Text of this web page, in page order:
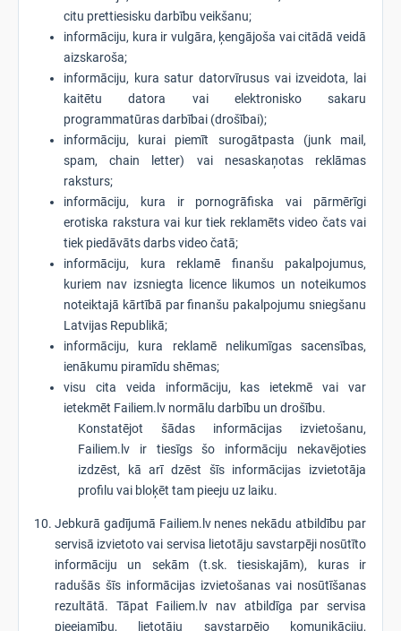
citu prettiesisku darbību veikšanu;
informāciju, kura ir vulgāra, ķengājoša vai citādā veidā
aizskaroša;
informāciju, kura satur datorvīrusus vai izveidota, lai
kaitētu datora vai elektronisko sakaru
programmatūras darbībai (drošībai);
informāciju, kurai piemīt surogātpasta (junk mail,
spam, chain letter) vai nesaskaņotas reklāmas
raksturs;
informāciju, kura ir pornogrāfiska vai pārmērīgi
erotiska rakstura vai kur tiek reklamēts video čats vai
tiek piedāvāts darbs video čatā;
informāciju, kura reklamē finanšu pakalpojumus,
kuriem nav izsniegta licence likumos un noteikumos
noteiktajā kārtībā par finanšu pakalpojumu sniegšanu
Latvijas Republikā;
informāciju, kura reklamē nelikumīgas sacensības,
ienākumu piramīdu shēmas;
visu cita veida informāciju, kas ietekmē vai var
ietekmēt Failiem.lv normālu darbību un drošību.
Konstatējot šādas informācijas izvietošanu,
Failiem.lv ir tiesīgs šo informāciju nekavējoties
izdzēst, kā arī dzēst šīs informācijas izvietotāja
profilu vai bloķēt tam pieeju uz laiku.
Jebkurā gadījumā Failiem.lv nenes nekādu atbildību par
servisā izvietoto vai servisa lietotāju savstarpēji nosūtīto
informāciju un sekām (t.sk. tiesiskajām), kuras ir
radušās šīs informācijas izvietošanas vai nosūtīšanas
rezultātā. Tāpat Failiem.lv nav atbildīga par servisa
pieejamību, lietotāju savstarpējo komunikāciju,